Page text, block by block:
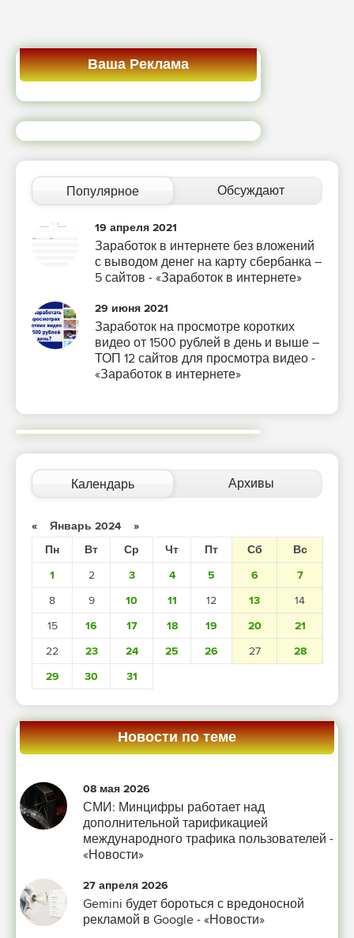
Ваша Реклама
Популярное Обсуждают
19 апреля 2021
Заработок в интернете без вложений
с выводом денег на карту сбербанка –
5 сайтов - «Заработок в интернете»
29 июня 2021
Заработок на просмотре коротких
видео от 1500 рублей в день и выше –
ТОП 12 сайтов для просмотра видео -
«Заработок в интернете»
Календарь Архивы
« Январь 2024 »
Пн
Вт Ср Чт Пт Сб
Вс
1
2 3 4 5 6
7
8
9 10 11 12 13
14
15
16 17 18 19 20
21
22
23 24 25 26 27
28
29
30 31
Новости по теме
08 мая 2026
СМИ: Минцифры работает над
дополнительной тарификацией
международного трафика пользователей -
«Новости»
27 апреля 2026
Gemini будет бороться с вредоносной
рекламой в Google - «Новости»